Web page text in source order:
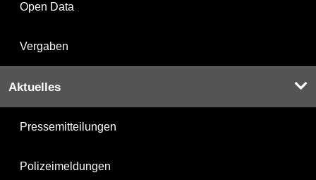
Open Data
Vergaben
Aktuelles
Pressemitteilungen
Polizeimeldungen